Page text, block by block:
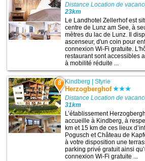
Distance Location de
23km
Le Landhotel Zellerhof est
centre de Lunz am See, à
mètres du lac de Lunz. Il
ascenseur, d'un coin pour
connexion Wi-Fi gratuite.
restaurant sont accessibles
à mobilité réduite ...
8 Kindberg |Styrie
Herzogberghof
Distance Location de
31km
L’établissement
accueille à Kindberg, à
km et 15 km de ces lieux
Pogusch et Château de
à votre disposition une
parking privé gratuit ainsi
connexion Wi-Fi gratuite ...